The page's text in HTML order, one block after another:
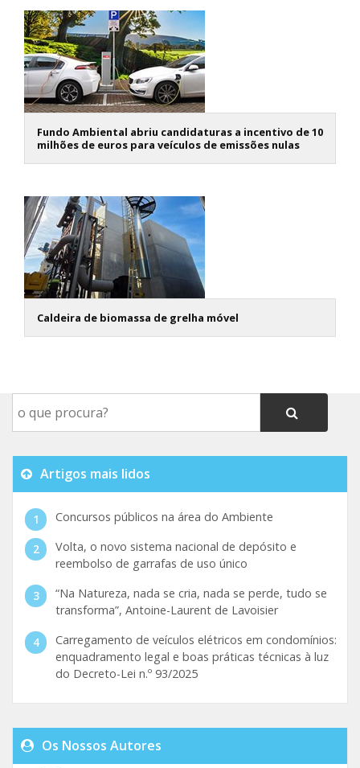
Fundo Ambiental abriu candidaturas a incentivo de 10
milhões de euros para veículos de emissões nulas
Caldeira de biomassa de grelha móvel
Artigos mais lidos
Concursos públicos na área do Ambiente
Volta, o novo sistema nacional de depósito e
reembolso de garrafas de uso único
“Na Natureza, nada se cria, nada se perde, tudo se
transforma”, Antoine-Laurent de Lavoisier
Carregamento de veículos elétricos em condomínios:
enquadramento legal e boas práticas técnicas à luz
do Decreto-Lei n.º 93/2025
Os Nossos Autores